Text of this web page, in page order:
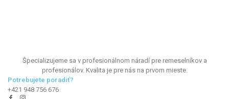
Špecializujeme sa v profesionálnom náradí pre remeselníkov a
profesionálov. Kvalita je pre nás na prvom mieste.
Potrebujete poradiť?
+421 948 756 676